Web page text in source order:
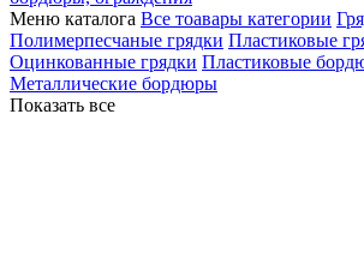
Меню каталога Все тоавары категории
Полимерпесчаные грядки Пластиковые
Оцинкованные грядки Пластиковые
Металлические бордюры
Показать все